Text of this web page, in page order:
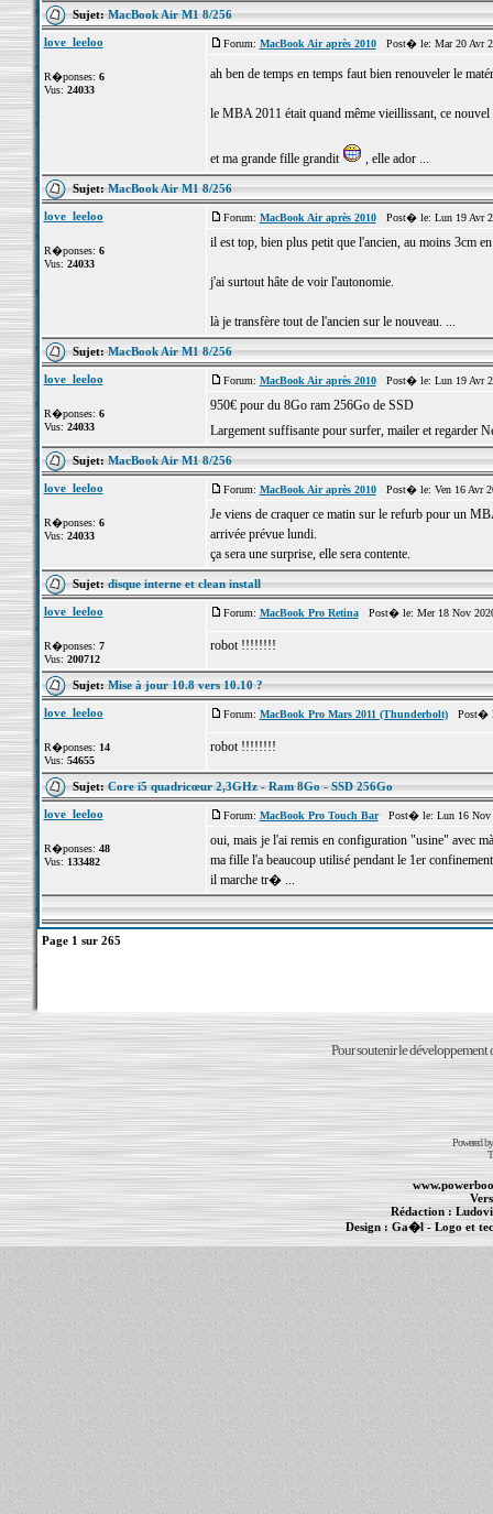
Sujet:MacBook Air M1 8/256
love_leeloo
R�ponses: 6
Vus: 24033
Forum: MacBook Air après 2010Post� le: Mar 20 Avr
ah ben de temps en temps faut bien renouveler le
le MBA 2011 était quand même vieillissant, ce
et ma grande fille grandit , elle ador ...
Sujet:MacBook Air M1 8/256
love_leeloo
R�ponses: 6
Vus: 24033
Forum: MacBook Air après 2010Post� le: Lun 19 Avr
il est top, bien plus petit que l'ancien, au moins 3cm
j'ai surtout hâte de voir l'autonomie.
là je transfère tout de l'ancien sur le nouveau. ...
Sujet:MacBook Air M1 8/256
love_leeloo
R�ponses: 6
Vus: 24033
Forum: MacBook Air après 2010Post� le: Lun 19 Avr
950€ pour du 8Go ram 256Go de SSD
Largement suffisante pour surfer, mailer et regarder
Sujet:MacBook Air M1 8/256
love_leeloo
R�ponses: 6
Vus: 24033
Forum: MacBook Air après 2010Post� le: Ven 16 Avr
Je viens de craquer ce matin sur le refurb pour un
arrivée prévue lundi.
ça sera une surprise, elle sera contente.
Sujet:disque interne et clean install
love_leeloo
R�ponses: 7
Vus: 200712
Forum: MacBook Pro RetinaPost� le: Mer 18 Nov
robot !!!!!!!!
Sujet:Mise à jour 10.8 vers 10.10 ?
love_leeloo
R�ponses: 14
Vus: 54655
Forum: MacBook Pro Mars 2011 (Thunderbolt)Post�
robot !!!!!!!!
Sujet:Core i5 quadricœur 2,3GHz - Ram 8Go - SSD 256Go
love_leeloo
R�ponses: 48
Vus: 133482
Forum: MacBook Pro Touch BarPost� le: Lun 16 Nov
oui, mais je l'ai remis en configuration "usine" avec
ma fille l'a beaucoup utilisé pendant le 1er
il marche tr� ...
Page 1 sur 265
Pour soutenir le développement
Powered
Rédaction :
Design :Ga�l- Logo et
- MacBook Pro